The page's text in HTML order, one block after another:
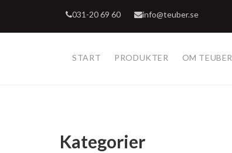
031-20 69 60 info@teuber.se
START PRODUKTER OM TEUBER
Kategorier